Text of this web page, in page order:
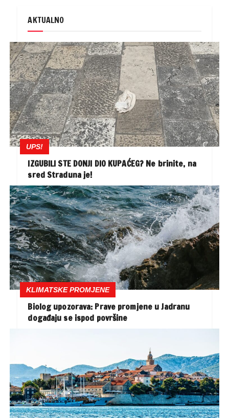
AKTUALNO
UPS!
IZGUBILI STE DONJI DIO KUPAĆEG? Ne brinite, na
sred Straduna je!
KLIMATSKE PROMJENE
Biolog upozorava: Prave promjene u Jadranu
događaju se ispod površine